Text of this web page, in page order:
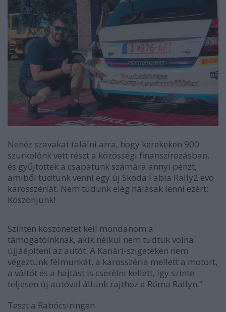
Nehéz szavakat találni arra, hogy kerekeken 900
szurkolónk vett részt a közösségi finanszírozásban,
és gyűjtöttek a csapatunk számára annyi pénzt,
amiből tudtunk venni egy új Skoda Fabia Rally2 evo
karosszériát. Nem tudunk elég hálásak lenni ezért:
Köszönjünk!
Szintén köszönetet kell mondanom a
támogatóinknak, akik nélkül nem tudtuk volna
újjáépíteni az autót. A Kanári-szigeteken nem
végeztünk félmunkát, a karosszéria mellett a motort,
a váltót és a hajtást is cserélni kellett, így szinte
teljesen új autóval állunk rajthoz a Róma Rallyn.“
Teszt a Rabócsiringen